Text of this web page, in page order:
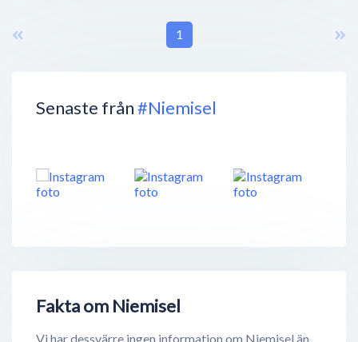
Senaste från#Niemisel
Fakta om Niemisel
Vi har dessvärre ingen information om Niemisel än,
1